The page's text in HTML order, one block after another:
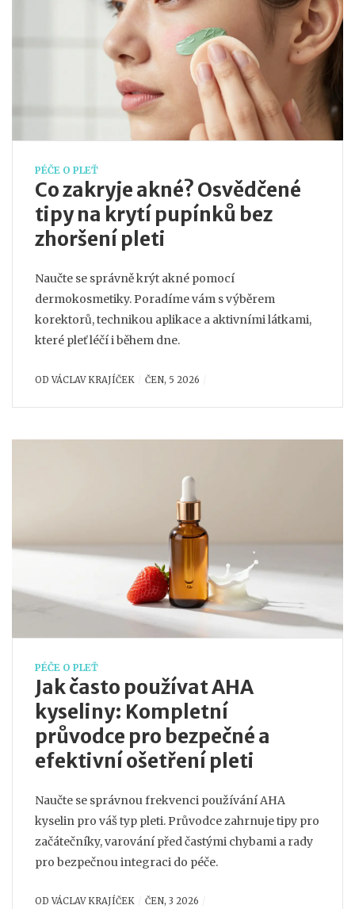
PÉČE O PLEŤ
Co zakryje akné? Osvědčené
tipy na krytí pupínků bez
zhoršení pleti
Naučte se správně krýt akné pomocí
dermokosmetiky. Poradíme vám s výběrem
korektorů, technikou aplikace a aktivními látkami,
které pleť léčí i během dne.
ODVÁCLAV KRAJÍČEK ČEN, 5 2026
PÉČE O PLEŤ
Jak často používat AHA
kyseliny: Kompletní
průvodce pro bezpečné a
efektivní ošetření pleti
Naučte se správnou frekvenci používání AHA
kyselin pro váš typ pleti. Průvodce zahrnuje tipy pro
začátečníky, varování před častými chybami a rady
pro bezpečnou integraci do péče.
ODVÁCLAV KRAJÍČEK ČEN, 3 2026